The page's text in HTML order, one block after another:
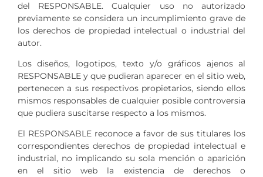
del RESPONSABLE. Cualquier uso no autorizado
previamente se considera un incumplimiento grave de
los derechos de propiedad intelectual o industrial del
autor.
Los diseños, logotipos, texto y/o gráficos ajenos al
RESPONSABLE y que pudieran aparecer en el sitio web,
pertenecen a sus respectivos propietarios, siendo ellos
mismos responsables de cualquier posible controversia
que pudiera suscitarse respecto a los mismos.
El RESPONSABLE reconoce a favor de sus titulares los
correspondientes derechos de propiedad intelectual e
industrial, no implicando su sola mención o aparición
en el sitio web la existencia de derechos o